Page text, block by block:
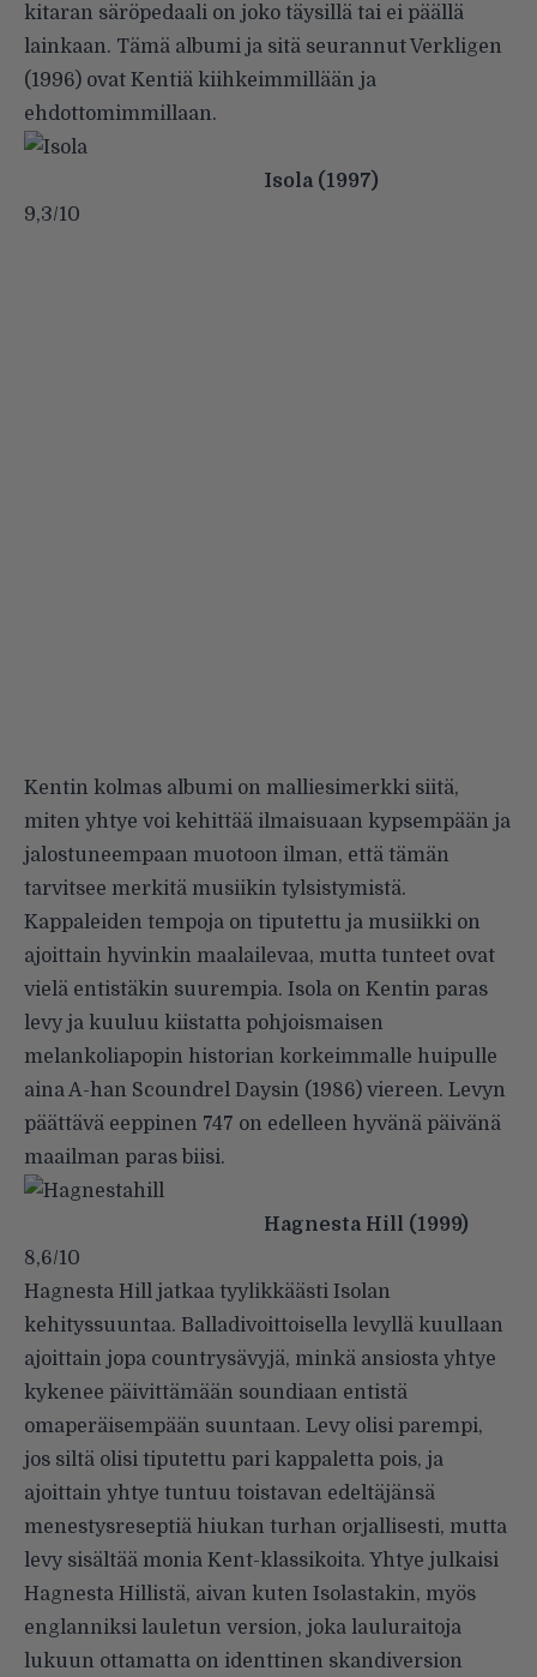
kitaran säröpedaali on joko täysillä tai ei päällä
lainkaan. Tämä albumi ja sitä seurannut Verkligen
(1996) ovat Kentiä kiihkeimmillään ja
ehdottomimmillaan.
Isola (1997)
9,3/10
Kentin kolmas albumi on malliesimerkki siitä,
miten yhtye voi kehittää ilmaisuaan kypsempään ja
jalostuneempaan muotoon ilman, että tämän
tarvitsee merkitä musiikin tylsistymistä.
Kappaleiden tempoja on tiputettu ja musiikki on
ajoittain hyvinkin maalailevaa, mutta tunteet ovat
vielä entistäkin suurempia. Isola on Kentin paras
levy ja kuuluu kiistatta pohjoismaisen
melankoliapopin historian korkeimmalle huipulle
aina A-han Scoundrel Daysin (1986) viereen. Levyn
päättävä eeppinen 747 on edelleen hyvänä päivänä
maailman paras biisi.
Hagnesta Hill (1999)
8,6/10
Hagnesta Hill jatkaa tyylikkäästi Isolan
kehityssuuntaa. Balladivoittoisella levyllä kuullaan
ajoittain jopa countrysävyjä, minkä ansiosta yhtye
kykenee päivittämään soundiaan entistä
omaperäisempään suuntaan. Levy olisi parempi,
jos siltä olisi tiputettu pari kappaletta pois, ja
ajoittain yhtye tuntuu toistavan edeltäjänsä
menestys­­­­reseptiä­ hiukan turhan orjallisesti, mutta
levy sisältää monia Kent-klassikoita. Yhtye julkaisi
Hagnesta Hillistä, aivan kuten Isolastakin, myös
englanniksi lauletun version, joka lauluraitoja
lukuun ottamatta on identtinen skandiversion